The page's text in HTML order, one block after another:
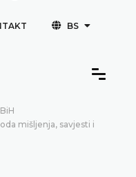
BS
mišljenja, savjesti i